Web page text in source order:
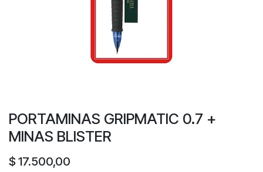
PORTAMINAS GRIPMATIC 0.7 +
MINAS BLISTER
$ 17.500,00